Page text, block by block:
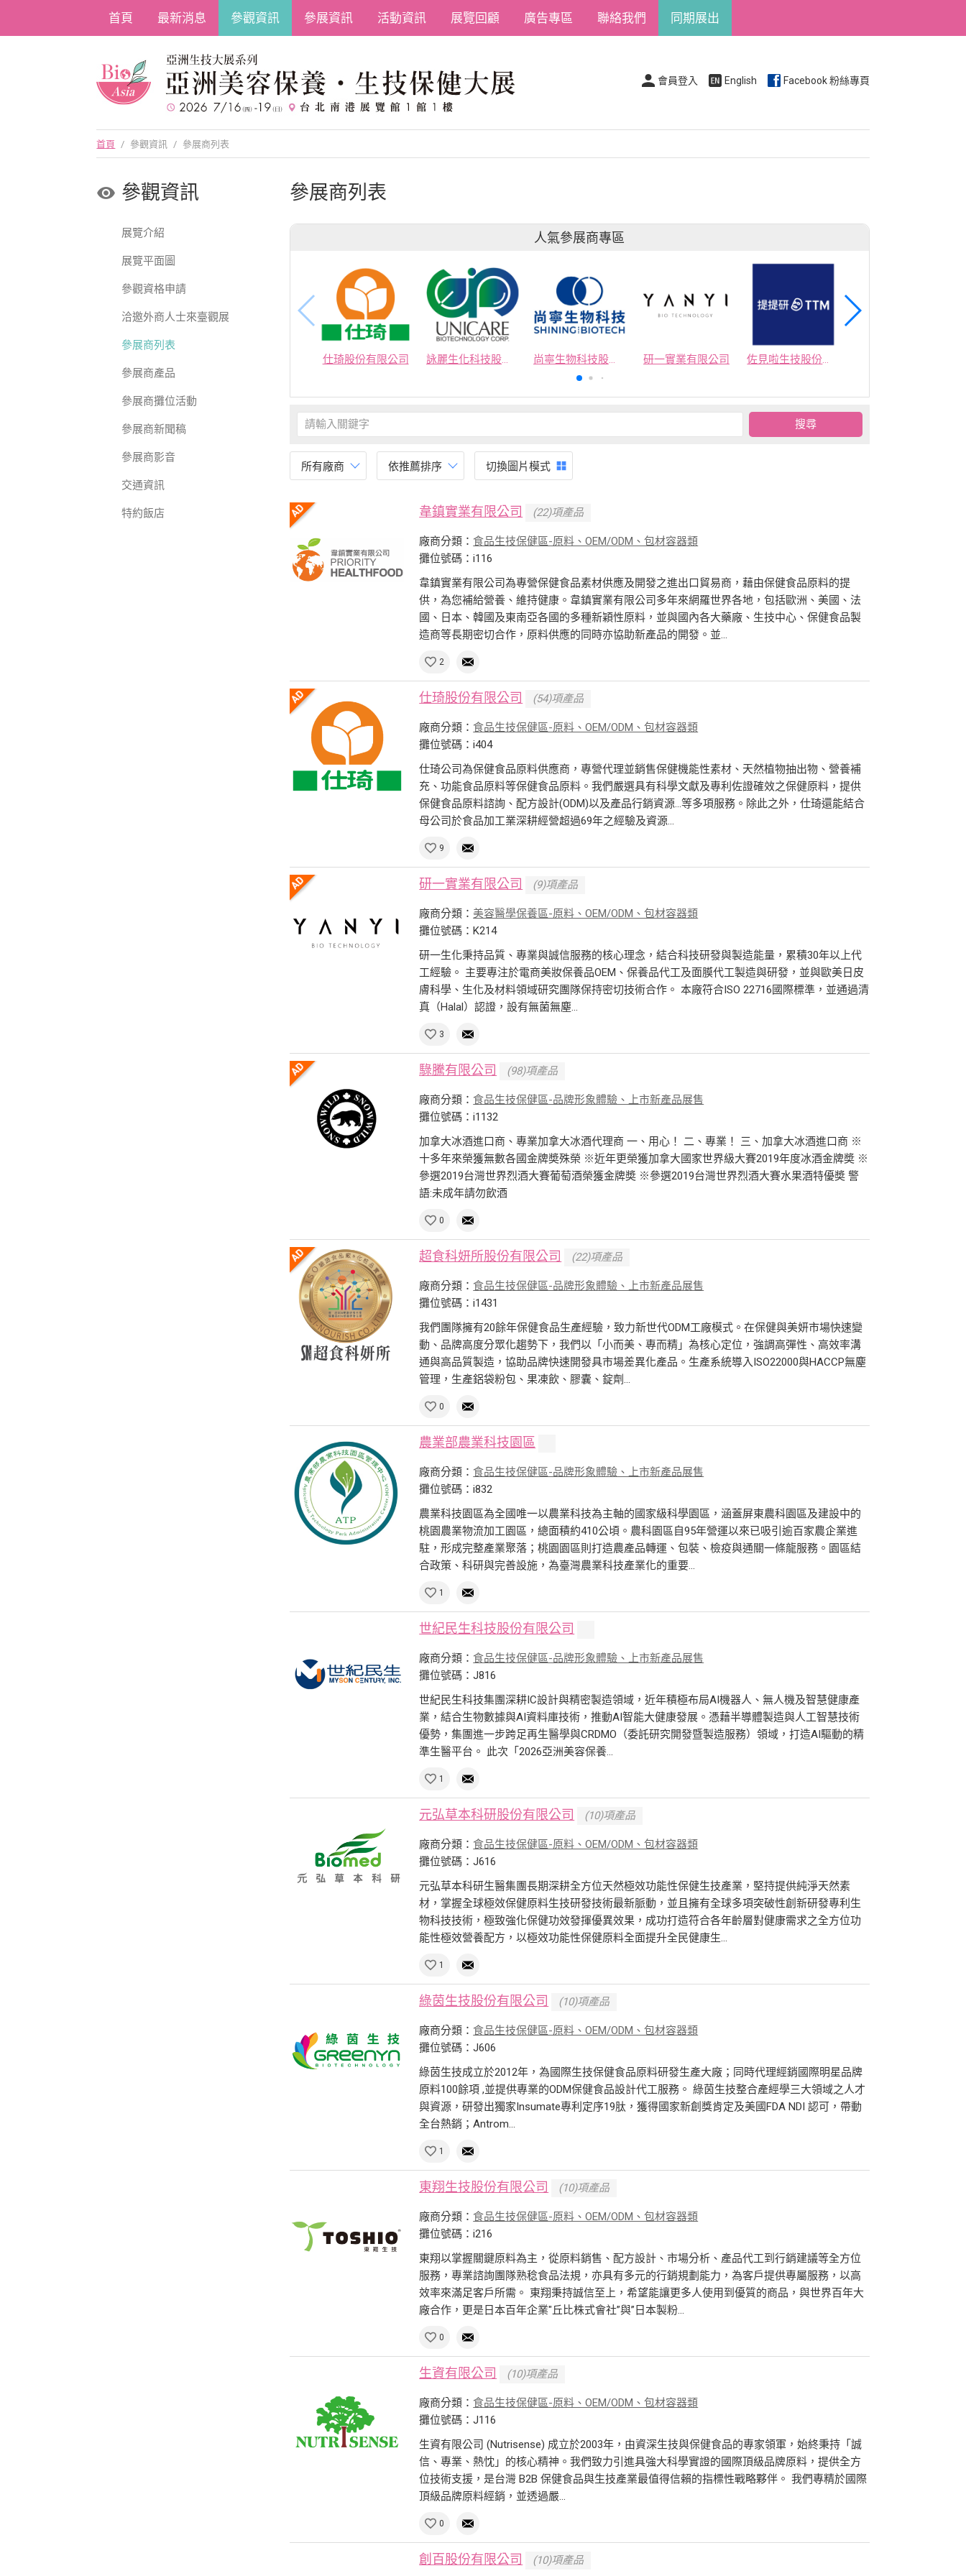
首頁 最新消息 參觀資訊 參展資訊 活動資訊 展覽回顧 廣告專區 聯絡我們 同期展出
會員登入 English Facebook 粉絲專頁
首頁 / 參觀資訊 / 參展商列表
參觀資訊
展覽介紹
展覽平面圖
參觀資格申請
洽邀外商人士來臺觀展
參展商列表
參展商產品
參展商攤位活動
參展商新聞稿
參展商影音
交通資訊
特約飯店
參展商列表
人氣參展商專區
仕琦股份有限公司 詠麗生化科技股份有限公司 尚寧生物科技股份有限公司 研一實業有限公司 佐見啦生技股份有限公司
所有廠商 依推薦排序 切換圖片模式
韋鎮實業有限公司 (22)項產品
廠商分類： 食品生技保健區-原料、OEM/ODM、包材容器類
攤位號碼：i116
韋鎮實業有限公司為專營保健食品素材供應及開發之進出口貿易商，藉由保健食品原料的提
供，為您補給營養、維持健康。韋鎮實業有限公司多年來網羅世界各地，包括歐洲、美國、法
國、日本、韓國及東南亞各國的多種新穎性原料，並與國內各大藥廠、生技中心、保健食品製
造商等長期密切合作，原料供應的同時亦協助新產品的開發。並...
2
仕琦股份有限公司 (54)項產品
廠商分類： 食品生技保健區-原料、OEM/ODM、包材容器類
攤位號碼：i404
仕琦公司為保健食品原料供應商，專營代理並銷售保健機能性素材、天然植物抽出物、營養補
充、功能食品原料等保健食品原料。我們嚴選具有科學文獻及專利佐證確效之保健原料，提供
保健食品原料諮詢、配方設計(ODM)以及產品行銷資源…等多項服務。除此之外，仕琦還能結合
母公司於食品加工業深耕經營超過69年之經驗及資源...
9
研一實業有限公司 (9)項產品
廠商分類：美容醫學保養區-原料、OEM/ODM、包材容器類
攤位號碼：K214
研一生化秉持品質、專業與誠信服務的核心理念，結合科技研發與製造能量，累積30年以上代
工經驗。 主要專注於電商美妝保養品OEM、保養品代工及面膜代工製造與研發，並與歐美日皮
膚科學、生化及材料領域研究團隊保持密切技術合作。 本廠符合ISO 22716國際標準，並通過清
真（Halal）認證，設有無菌無塵...
3
騄騰有限公司 (98)項產品
廠商分類： 食品生技保健區-品牌形象體驗、上市新產品展售
攤位號碼：i1132
加拿大冰酒進口商、專業加拿大冰酒代理商 一、用心！ 二、專業！ 三、加拿大冰酒進口商 ※
十多年來榮獲無數各國金牌奬殊榮 ※近年更榮獲加拿大國家世界級大賽2019年度冰酒金牌奬 ※
參選2019台灣世界烈酒大賽葡萄酒榮獲金牌奬 ※參選2019台灣世界烈酒大賽水果酒特優奬 警
語:未成年請勿飲酒
0
超食科妍所股份有限公司 (22)項產品
廠商分類： 食品生技保健區-品牌形象體驗、上市新產品展售
攤位號碼：i1431
我們團隊擁有20餘年保健食品生產經驗，致力新世代ODM工廠模式。在保健與美妍市場快速變
動、品牌高度分眾化趨勢下，我們以「小而美、專而精」為核心定位，強調高彈性、高效率溝
通與高品質製造，協助品牌快速開發具市場差異化產品。生產系統導入ISO22000與HACCP無塵
管理，生產鋁袋粉包、果凍飲、膠囊、錠劑...
0
農業部農業科技園區
廠商分類： 食品生技保健區-品牌形象體驗、上市新產品展售
攤位號碼：i832
農業科技園區為全國唯一以農業科技為主軸的國家級科學園區，涵蓋屏東農科園區及建設中的
桃園農業物流加工園區，總面積約410公頃。農科園區自95年營運以來已吸引逾百家農企業進
駐，形成完整產業聚落；桃園園區則打造農產品轉運、包裝、檢疫與通關一條龍服務。園區結
合政策、科研與完善設施，為臺灣農業科技產業化的重要...
1
世紀民生科技股份有限公司
廠商分類： 食品生技保健區-品牌形象體驗、上市新產品展售
攤位號碼：J816
世紀民生科技集團深耕IC設計與精密製造領域，近年積極布局AI機器人、無人機及智慧健康產
業，結合生物數據與AI資料庫技術，推動AI智能大健康發展。憑藉半導體製造與人工智慧技術
優勢，集團進一步跨足再生醫學與CRDMO（委託研究開發暨製造服務）領域，打造AI驅動的精
準生醫平台。 此次「2026亞洲美容保養...
1
元弘草本科研股份有限公司 (10)項產品
廠商分類： 食品生技保健區-原料、OEM/ODM、包材容器類
攤位號碼：J616
元弘草本科研生醫集團長期深耕全方位天然極效功能性保健生技產業，堅持提供純淨天然素
材，掌握全球極效保健原料生技研發技術最新脈動，並且擁有全球多項突破性創新研發專利生
物科技技術，極致強化保健功效發揮優異效果，成功打造符合各年齡層對健康需求之全方位功
能性極效營養配方，以極效功能性保健原料全面提升全民健康生...
1
綠茵生技股份有限公司 (10)項產品
廠商分類： 食品生技保健區-原料、OEM/ODM、包材容器類
攤位號碼：J606
綠茵生技成立於2012年，為國際生技保健食品原料研發生產大廠；同時代理經銷國際明星品牌
原料100餘項 ,並提供專業的ODM保健食品設計代工服務。 綠茵生技整合產經學三大領域之人才
與資源，研發出獨家Insumate專利定序19肽，獲得國家新創獎肯定及美國FDA NDI 認可，帶動
全台熱銷；Antrom...
1
東翔生技股份有限公司 (10)項產品
廠商分類： 食品生技保健區-原料、OEM/ODM、包材容器類
攤位號碼：i216
東翔以掌握關鍵原料為主，從原料銷售、配方設計、市場分析、產品代工到行銷建議等全方位
服務，專業諮詢團隊熟稔食品法規，亦具有多元的行銷規劃能力，為客戶提供專屬服務，以高
效率來滿足客戶所需。 東翔秉持誠信至上，希望能讓更多人使用到優質的商品，與世界百年大
廠合作，更是日本百年企業"丘比株式會社”與”日本製粉...
0
生資有限公司 (10)項產品
廠商分類： 食品生技保健區-原料、OEM/ODM、包材容器類
攤位號碼：J116
生資有限公司 (Nutrisense) 成立於2003年，由資深生技與保健食品的專家領軍，始終秉持「誠
信、專業、熱忱」的核心精神。我們致力引進具強大科學實證的國際頂級品牌原料，提供全方
位技術支援，是台灣 B2B 保健食品與生技產業最值得信賴的指標性戰略夥伴。 我們專精於國際
頂級品牌原料經銷，並透過嚴...
0
創百股份有限公司 (10)項產品